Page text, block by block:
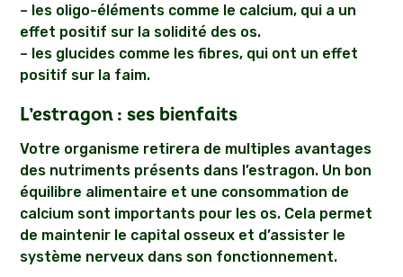
– les oligo-éléments comme le calcium, qui a un
effet positif sur la solidité des os.
– les glucides comme les fibres, qui ont un effet
positif sur la faim.
L’estragon : ses bienfaits
Votre organisme retirera de multiples avantages
des nutriments présents dans l’estragon. Un bon
équilibre alimentaire et une consommation de
calcium sont importants pour les os. Cela permet
de maintenir le capital osseux et d’assister le
système nerveux dans son fonctionnement.